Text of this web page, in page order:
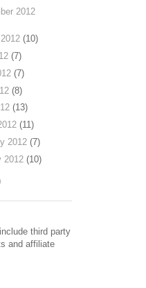
2012
(10)
(7)
(7)
(8)
(13)
(11)
2012 (7)
2012 (10)
third party
and affiliate